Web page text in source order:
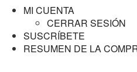
MI CUENTA
CERRAR SESIÓN
SUSCRÍBETE
RESUMEN DE LA